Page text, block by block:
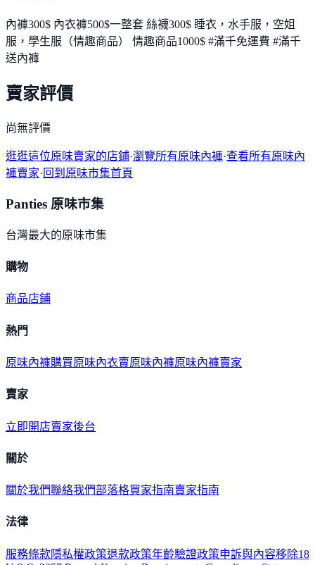
內褲300$ 內衣褲500$一整套 絲襪300$ 睡衣，水手服，空姐
服，學生服（情趣商品） 情趣商品1000$ #滿千免運費 #滿千
送內褲
賣家評價
尚無評價
逛逛這位原味賣家的店鋪·瀏覽所有原味內褲·查看所有原味內
褲賣家·回到原味市集首頁
Panties 原味市集
台灣最大的原味市集
購物
商品店鋪
熱門
原味內褲購買原味內衣賣原味內褲原味內褲賣家
賣家
立即開店賣家後台
關於
關於我們聯絡我們部落格買家指南賣家指南
法律
服務條款隱私權政策退款政策年齡驗證政策申訴與內容移除18